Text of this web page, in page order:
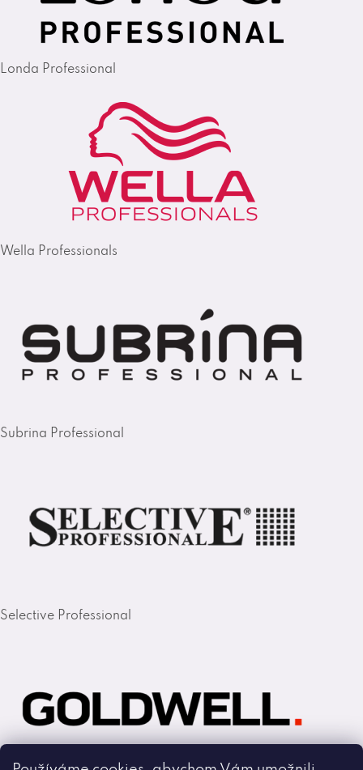
Londa Professional
Wella Professionals
Subrina Professional
Selective Professional